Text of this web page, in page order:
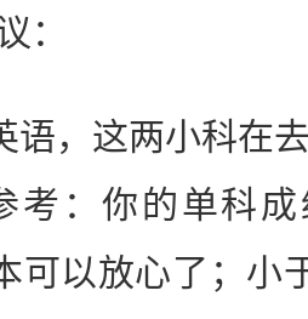
：
，这两小科在去
考：你的单科
可以放心了；小